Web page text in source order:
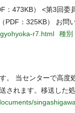
：473KB） <第3回
PDF：325KB） お
r7.html
種別
。 当センターで高度
されます。移送した